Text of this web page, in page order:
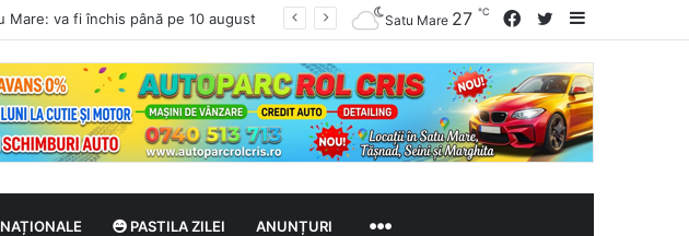
26 primării din Satu Mare, avertizate de vicepremierul Oana Gheorghiu: Dacă nu se înscriu în Ghișeul.ro, pierd bani de la bugetul de stat Sidebar
Twitter
Facebook
Satu Mare 27 ℃
NAȚIONALE PASTILA ZILEI ANUNȚURI